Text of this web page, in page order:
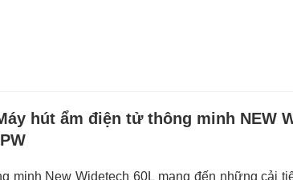
hút ẩm điện tử thông minh NEW
minh New Widetech 60L mang đến những cải